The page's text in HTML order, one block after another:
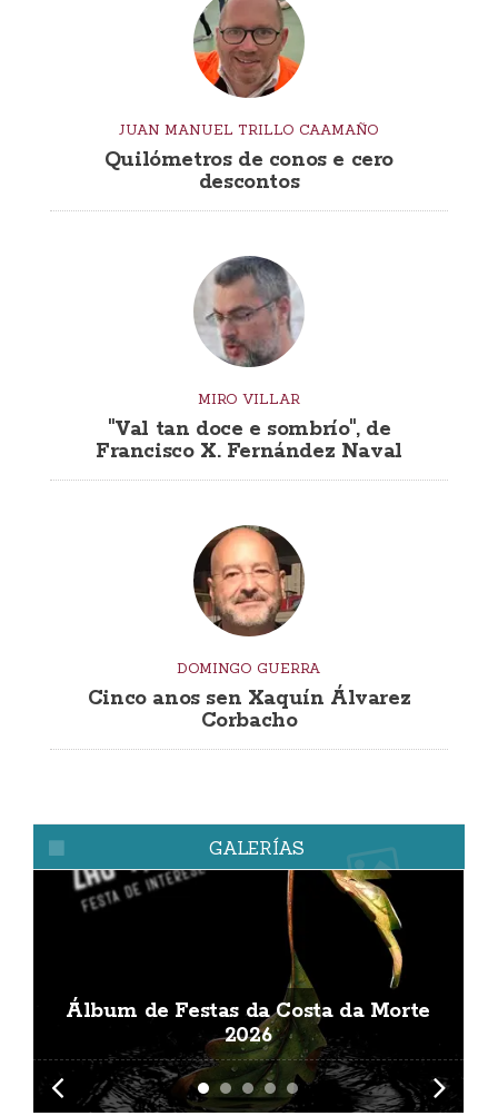
JUAN MANUEL TRILLO CAAMAÑO
Quilómetros de conos e cero
descontos
MIRO VILLAR
"Val tan doce e sombrío", de
Francisco X. Fernández Naval
DOMINGO GUERRA
Cinco anos sen Xaquín Álvarez
Corbacho
GALERÍAS
Álbum de Festas da Costa da Morte
2026